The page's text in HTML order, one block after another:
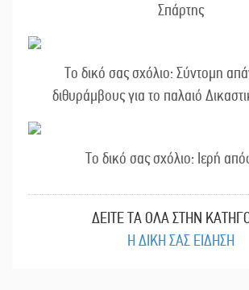
Σπάρτης
Το δικό σας σχόλιο: Σύντομη
διθυράμβους για το παλαιό
Το δικό σας σχόλιο: Ιερή
ΔΕΙΤΕ ΤΑ ΟΛΑ ΣΤΗΝ
Η ΔΙΚΗ ΣΑΣ ΕΙΔΗΣΗ